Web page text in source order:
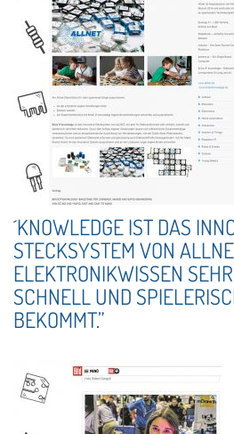
´KNOWLEDGE IST DAS
STECKSYSTEM VON
ELEKTRONIKWISSEN
SCHNELL UND
BEKOMMT.”